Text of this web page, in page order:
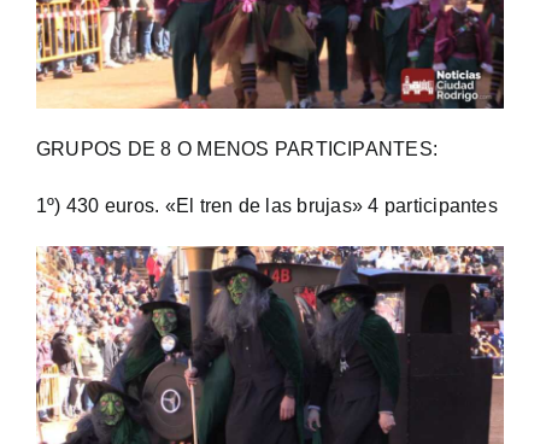
GRUPOS DE 8 O MENOS PARTICIPANTES:
1º) 430 euros. «El tren de las brujas» 4 participantes